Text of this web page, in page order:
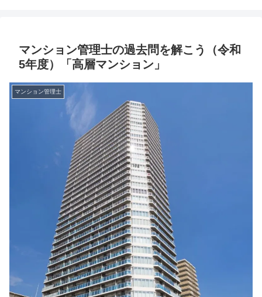
マンション管理士の過去問を解こう（令和
5年度）「高層マンション」
マンション管理士